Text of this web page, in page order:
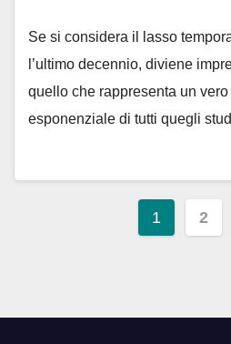
Se si considera il lasso
l’ultimo decennio, diviene
quello che rappresenta un
esponenziale di tutti quegli
1 2